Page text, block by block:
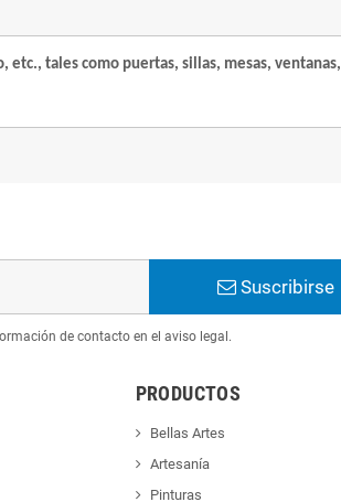
tales como puertas, sillas, mesas, ventanas,
Suscribirse
de contacto en el aviso legal.
PRODUCTOS
Bellas Artes
Artesanía
Pinturas